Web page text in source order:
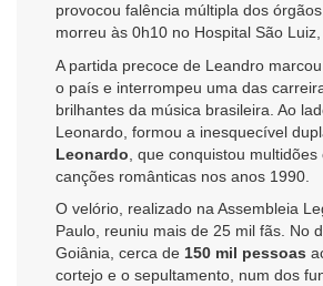
provocou falência múltipla dos
morreu às 0h10 no Hospital São Luiz,
A partida precoce de Leandro
o país e interrompeu uma das
brilhantes da música brasileira. Ao
Leonardo, formou a inesquecível
Leonardo , que conquistou
canções românticas nos anos 1990.
O velório, realizado na Assembleia
Paulo, reuniu mais de 25 mil fãs. No
Goiânia, cerca de 150 mil pessoas
cortejo e o sepultamento, num dos